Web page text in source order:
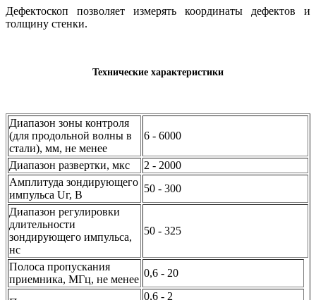
Дефектоскоп позволяет измерять координаты дефектов и
толщину стенки.
Технические характеристики
Диапазон зоны контроля
(для продольной волны в
стали), мм, не менее
6 - 6000
Диапазон развертки, мкс
2 - 2000
Амплитуда зондирующего
импульса Uг, В
50 - 300
Диапазон регулировки
длительности
зондирующего импульса,
нс
50 - 325
Полоса пропускания
приемника, МГц, не менее
0,6 - 20
0,6 - 2